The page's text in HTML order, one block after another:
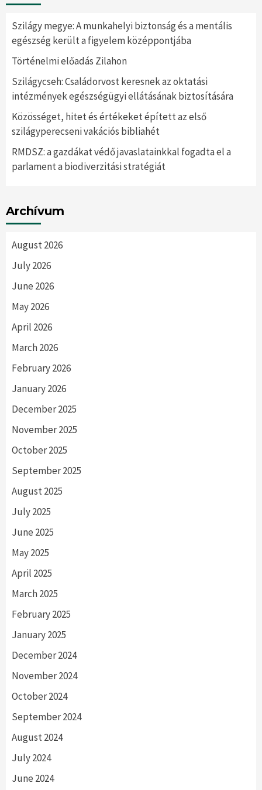
Szilágy megye: A munkahelyi biztonság és a mentális
egészség került a figyelem középpontjába
Történelmi előadás Zilahon
Szilágycseh: Családorvost keresnek az oktatási
intézmények egészségügyi ellátásának biztosítására
Közösséget, hitet és értékeket épített az első
szilágyperecseni vakációs bibliahét
RMDSZ: a gazdákat védő javaslatainkkal fogadta el a
parlament a biodiverzitási stratégiát
Archívum
August 2026
July 2026
June 2026
May 2026
April 2026
March 2026
February 2026
January 2026
December 2025
November 2025
October 2025
September 2025
August 2025
July 2025
June 2025
May 2025
April 2025
March 2025
February 2025
January 2025
December 2024
November 2024
October 2024
September 2024
August 2024
July 2024
June 2024